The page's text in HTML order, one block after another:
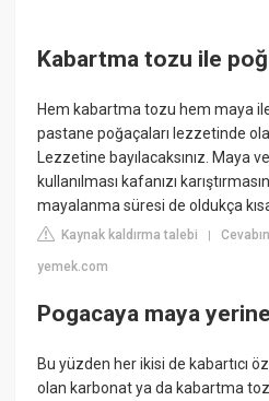
Kabartma tozu ile
Hem kabartma tozu hem maya
pastane poğaçaları lezzetinde
Lezzetine bayılacaksınız.
kullanılması kafanızı
mayalanma süresi de oldukça
Kaynak kaldırma talebi |
yemek.com
Pogacaya maya
Bu yüzden her ikisi de kabartıcı
olan karbonat ya da kabartma